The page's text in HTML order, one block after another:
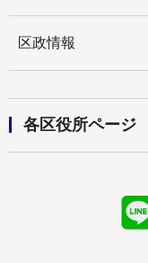
区政情報
各区役所ページ